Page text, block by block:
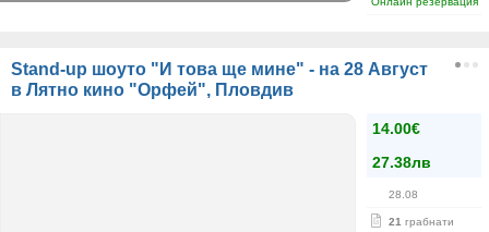
Stand-up шоуто "И това ще мине" - на 28 Август
в Лятно кино "Орфей", Пловдив
14.00€
27.38лв
28.08
21 грабнати